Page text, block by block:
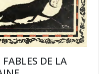
FABLES DE LA